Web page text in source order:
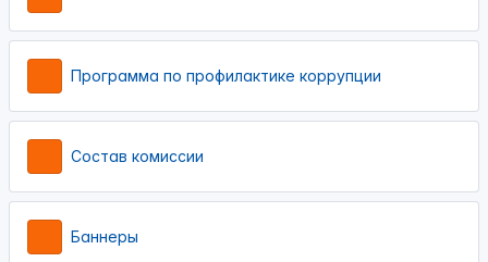
Программа по профилактике коррупции
Состав комиссии
Баннеры